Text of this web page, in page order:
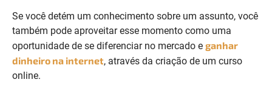
Se você detém um conhecimento sobre um assunto, você
também pode aproveitar esse momento como uma
oportunidade de se diferenciar no mercado e ganhar
dinheiro na internet, através da criação de um curso
online.